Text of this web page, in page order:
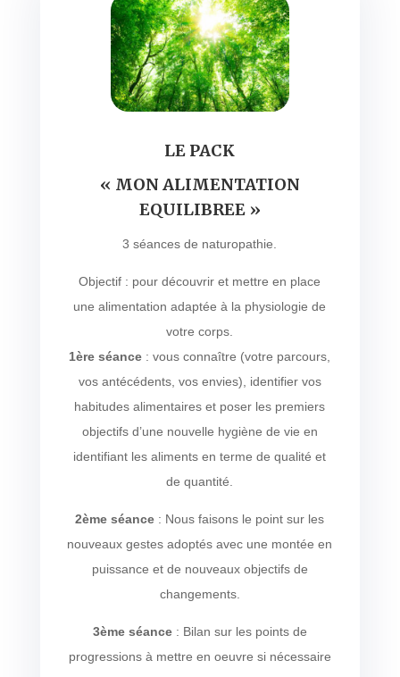
LE PACK
« MON ALIMENTATION
EQUILIBREE »
3 séances de naturopathie.
Objectif : pour découvrir et mettre en place
une alimentation adaptée à la physiologie de
votre corps.
1ère séance : vous connaître (votre parcours,
vos antécédents, vos envies), identifier vos
habitudes alimentaires et poser les premiers
objectifs d’une nouvelle hygiène de vie en
identifiant les aliments en terme de qualité et
de quantité.
2ème séance : Nous faisons le point sur les
nouveaux gestes adoptés avec une montée en
puissance et de nouveaux objectifs de
changements.
3ème séance: Bilan sur les points de
progressions à mettre en oeuvre si nécessaire